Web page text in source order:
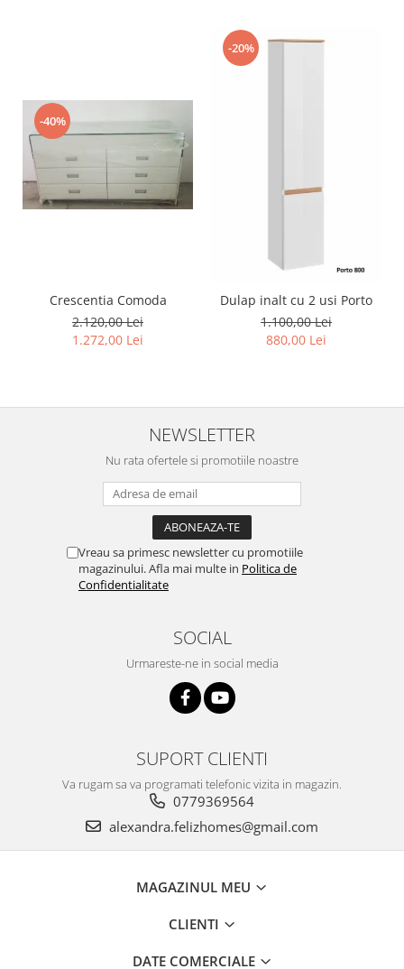
-40%
Crescentia Comoda
2.120,00 Lei
1.272,00 Lei
-20%
Dulap inalt cu 2 usi Porto
1.100,00 Lei
880,00 Lei
NEWSLETTER
Nu rata ofertele si promotiile noastre
Vreau sa primesc newsletter cu promotiile
magazinului. Afla mai multe in Politica de
Confidentialitate
SOCIAL
Urmareste-ne in social media
SUPORT CLIENTI
Va rugam sa va programati telefonic vizita in magazin.
0779369564
alexandra.felizhomes@gmail.com
MAGAZINUL MEU
CLIENTI
DATE COMERCIALE